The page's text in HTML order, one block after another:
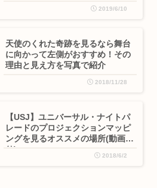
2019/6/10
天使のくれた奇跡を見るなら舞台
に向かって左側がおすすめ！その
理由と見え方を写真で紹介
2018/11/28
【USJ】ユニバーサル・ナイトパ
レードのプロジェクションマッピ
ングを見るオススメの場所(動画あ
り)
2018/6/2